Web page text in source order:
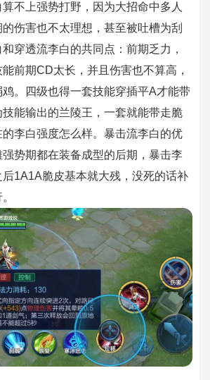
不上强势打野，因为大招命中多人
伤害也不太理想，甚至被吐槽为刮
穿透流李白的共同点：前期乏力，
前期CD太长，并且伤害也不算高，
。四级也得一套技能穿插平A才能带
技能输出的兰陵王，一套就能带走脆
李白强度怎么样。 暴击流李白的优
势期都在装备成型的后期，暴击李
1A1A脆皮基本就大残，没死的话补